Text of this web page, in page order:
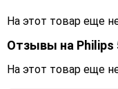
На этот товар еще
Отзывы на Philips
На этот товар еще